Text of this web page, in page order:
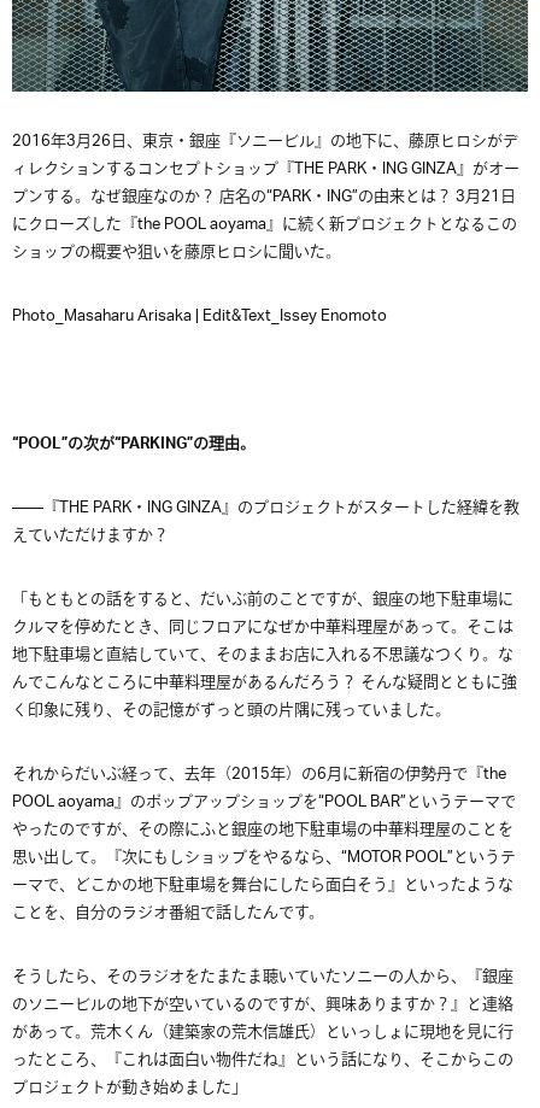
2016年3月26日、東京・銀座『ソニービル』の地下に、藤原ヒロシがデ
ィレクションするコンセプトショップ『THE PARK・ING GINZA』がオー
プンする。なぜ銀座なのか？ 店名の“PARK・ING”の由来とは？ 3月21日
にクローズした『the POOL aoyama』に続く新プロジェクトとなるこの
ショップの概要や狙いを藤原ヒロシに聞いた。
Photo_Masaharu Arisaka | Edit&Text_Issey Enomoto
“POOL”の次が“PARKING”の理由。
——『THE PARK・ING GINZA』のプロジェクトがスタートした経緯を教
えていただけますか？
「もともとの話をすると、だいぶ前のことですが、銀座の地下駐車場に
クルマを停めたとき、同じフロアになぜか中華料理屋があって。そこは
地下駐車場と直結していて、そのままお店に入れる不思議なつくり。な
んでこんなところに中華料理屋があるんだろう？ そんな疑問とともに強
く印象に残り、その記憶がずっと頭の片隅に残っていました。
それからだいぶ経って、去年（2015年）の6月に新宿の伊勢丹で『the
POOL aoyama』のポップアップショップを“POOL BAR”というテーマで
やったのですが、その際にふと銀座の地下駐車場の中華料理屋のことを
思い出して。『次にもしショップをやるなら、“MOTOR POOL”というテ
ーマで、どこかの地下駐車場を舞台にしたら面白そう』といったような
ことを、自分のラジオ番組で話したんです。
そうしたら、そのラジオをたまたま聴いていたソニーの人から、『銀座
のソニービルの地下が空いているのですが、興味ありますか？』と連絡
があって。荒木くん（建築家の荒木信雄氏）といっしょに現地を見に行
ったところ、『これは面白い物件だね』という話になり、そこからこの
プロジェクトが動き始めました」